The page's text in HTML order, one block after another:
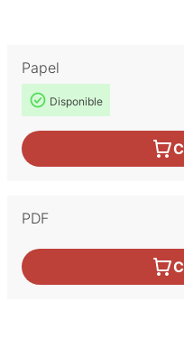
Papel
Disponible
PDF